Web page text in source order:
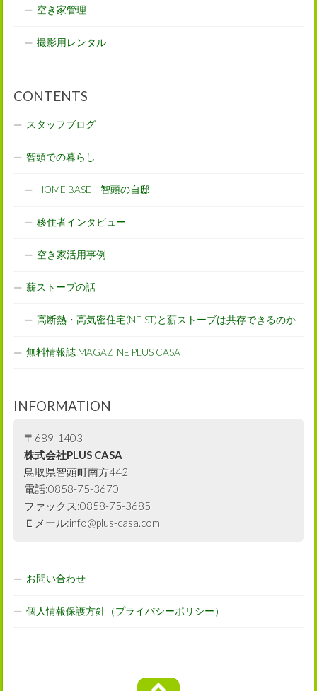
空き家管理
撮影用レンタル
CONTENTS
スタッフブログ
智頭での暮らし
HOME BASE – 智頭の自邸
移住者インタビュー
空き家活用事例
薪ストーブの話
高断熱・高気密住宅(NE-ST)と薪ストーブは共存できるのか
無料情報誌 MAGAZINE PLUS CASA
INFORMATION
〒689-1403
株式会社PLUS CASA
鳥取県智頭町南方442
電話:0858-75-3670
ファックス:0858-75-3685
Ｅメール:info@plus-casa.com
お問い合わせ
個人情報保護方針（プライバシーポリシー）